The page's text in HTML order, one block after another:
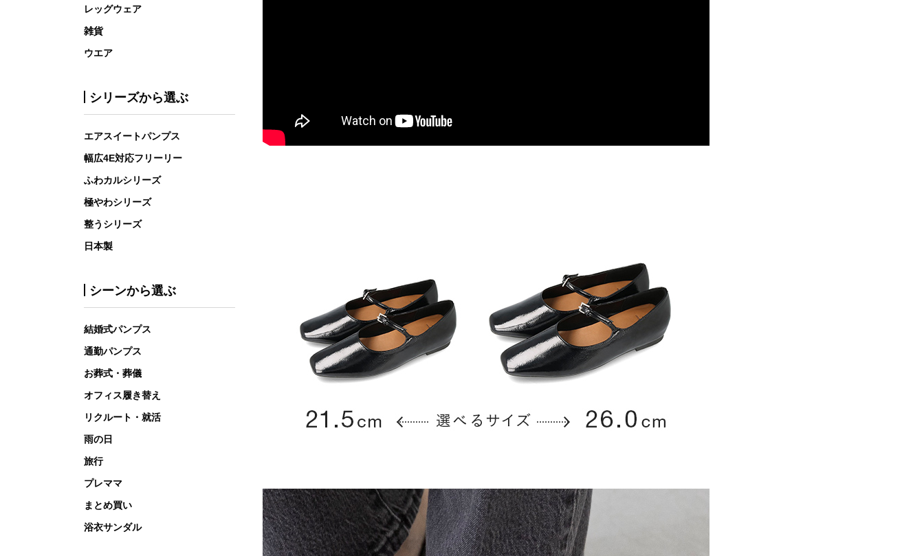
レッグウェア
雑貨
ウエア
シリーズから選ぶ
エアスイートパンプス
幅広4E対応フリーリー
ふわカルシリーズ
極やわシリーズ
整うシリーズ
日本製
シーンから選ぶ
結婚式パンプス
通勤パンプス
お葬式・葬儀
オフィス履き替え
リクルート・就活
雨の日
旅行
プレママ
まとめ買い
浴衣サンダル